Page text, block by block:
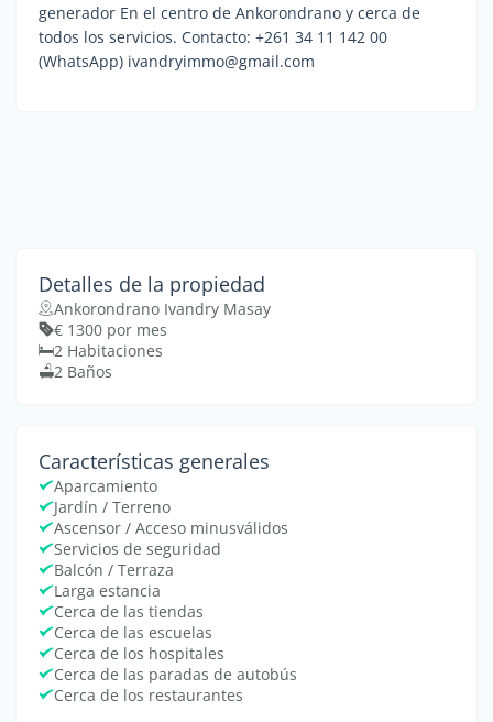
generador En el centro de Ankorondrano y cerca de
todos los servicios. Contacto: +261 34 11 142 00
(WhatsApp) ivandryimmo@gmail.com
Detalles de la propiedad
Ankorondrano Ivandry Masay
€ 1300 por mes
2 Habitaciones
2 Baños
Características generales
Aparcamiento
Jardín / Terreno
Ascensor / Acceso minusválidos
Servicios de seguridad
Balcón / Terraza
Larga estancia
Cerca de las tiendas
Cerca de las escuelas
Cerca de los hospitales
Cerca de las paradas de autobús
Cerca de los restaurantes